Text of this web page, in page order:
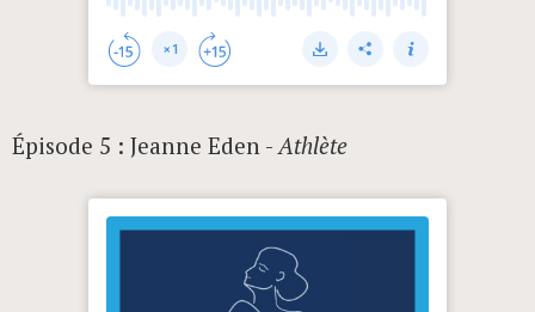
Épisode 5 : Jeanne Eden - Athlète